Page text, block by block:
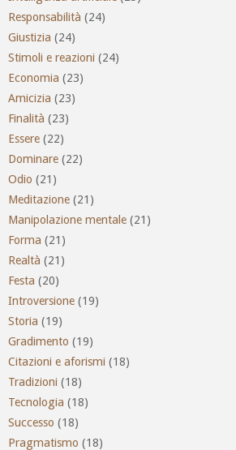
Responsabilità (24)
Giustizia (24)
Stimoli e reazioni (24)
Economia (23)
Amicizia (23)
Finalità (23)
Essere (22)
Dominare (22)
Odio (21)
Meditazione (21)
Manipolazione mentale (21)
Forma (21)
Realtà (21)
Festa (20)
Introversione (19)
Storia (19)
Gradimento (19)
Citazioni e aforismi (18)
Tradizioni (18)
Tecnologia (18)
Successo (18)
Pragmatismo (18)